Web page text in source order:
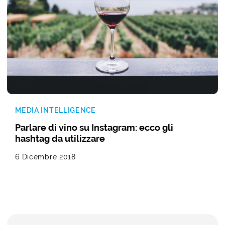
MEDIA INTELLIGENCE
Parlare di vino su Instagram: ecco gli
hashtag da utilizzare
6 Dicembre 2018